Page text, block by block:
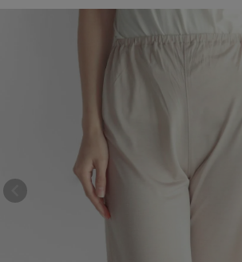
お気に入り
絹屋 シルク100%
ペチコートパンツ
7,700円